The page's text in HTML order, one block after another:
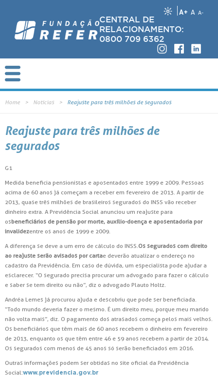
A+ A A-
CENTRAL DE
RELACIONAMENTO:
0800 709 6362
Home Notícias Reajuste para três milhões de segurados
Reajuste para três milhões de
segurados
G1
Medida beneficia pensionistas e aposentados entre 1999 e 2009. Pessoas
acima de 60 anos já começam a receber em fevereiro de 2013. A partir de
2013, quase três milhões de brasileiros segurados do INSS vão receber
dinheiro extra. A Previdência Social anunciou um reajuste para
osbeneficiários de pensão por morte, auxílio-doença e aposentadoria por
invalidezentre os anos de 1999 e 2009.
A diferença se deve a um erro de cálculo do INSS.Os segurados com direito
ao reajuste serão avisados por cartae deverão atualizar o endereço no
cadastro da Previdência. Em caso de dúvida, um especialista pode ajudar a
esclarecer. “O segurado precisa procurar um advogado para fazer o cálculo
e saber se tem direito ou não”, diz o advogado Plauto Holtz.
Andréa Lemes já procurou ajuda e descobriu que pode ser beneficiada.
“Todo mundo deveria fazer o mesmo. É um direito meu, porque meu marido
não volta mais”, diz. O pagamento dos atrasados começa pelos mais velhos.
Os beneficiários que têm mais de 60 anos recebem o dinheiro em fevereiro
de 2013, enquanto os que têm entre 46 e 59 anos recebem a partir de 2014.
Os segurados com menos de 45 anos só serão beneficiados em 2016.
Outras informações podem ser obtidas no site oficial da Previdência
Social:www.previdencia.gov.br